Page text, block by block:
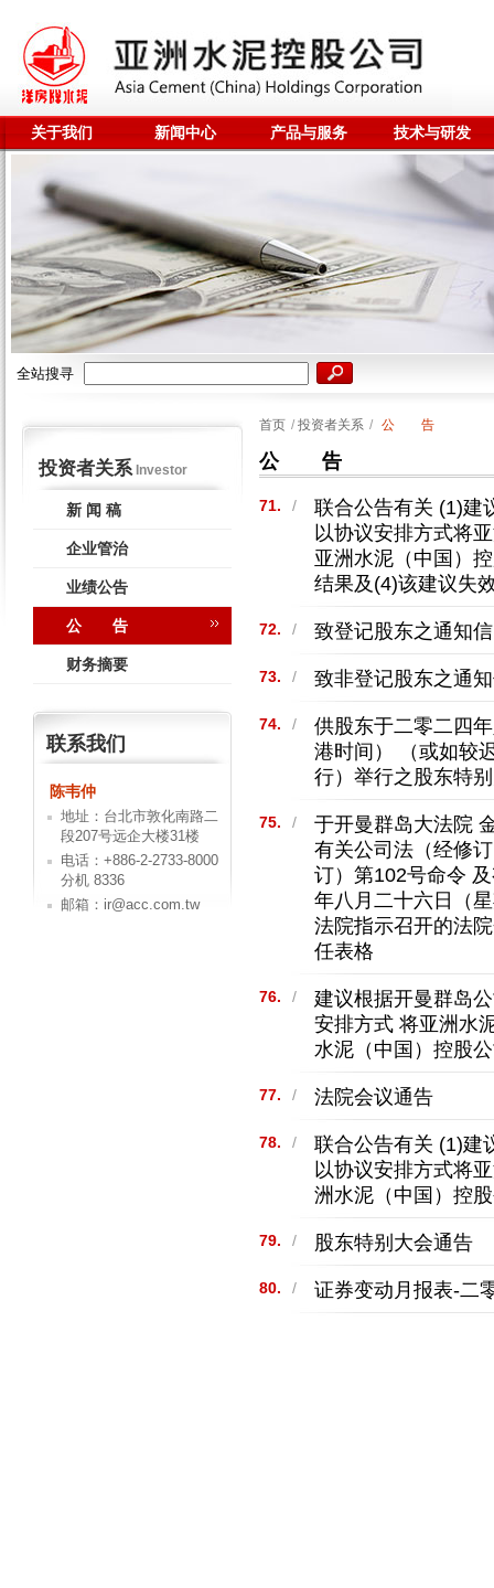
关于我们 新闻中心 产品与服务 技术与研发
全站搜寻
投资者关系Investor
新 闻 稿
企业管治
业绩公告
公 告
财务摘要
联系我们
陈韦仲
地址：台北市敦化南路二
段207号远企大楼31楼
电话：+886-2-2733-8000
分机 8336
邮箱：ir@acc.com.tw
首页 / 投资者关系 / 公 告
公 告
71. /
联合公告有关 (1)建
以协议安排方式将
亚洲水泥（中国）
结果及(4)该建议失
72. / 致登记股东之通知
73. / 致非登记股东之通
74. /
供股东于二零二四
港时间） （或如较
行）举行之股东特
75. /
于开曼群岛大法院
有关公司法（经修
订）第102号命令
年八月二十六日（
法院指示召开的法
任表格
76. /
建议根据开曼群岛
安排方式 将亚洲水
水泥（中国）控股
77. / 法院会议通告
78. /
联合公告有关 (1)建
以协议安排方式将
洲水泥（中国）控
79. / 股东特别大会通告
80. / 证券变动月报表-二